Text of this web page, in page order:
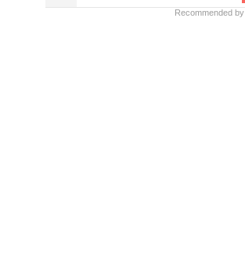
Recommended by